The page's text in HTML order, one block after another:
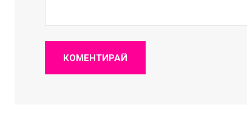
КОМЕНТИРАЙ